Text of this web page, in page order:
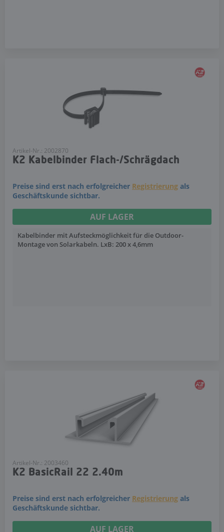
Artikel-Nr.: 2002870
K2 Kabelbinder Flach-/Schrägdach
Preise sind erst nach erfolgreicher Registrierung als
Geschäftskunde sichtbar.
AUF LAGER
Kabelbinder mit Aufsteckmöglichkeit für die Outdoor-
Montage von Solarkabeln. LxB: 200 x 4,6mm
Artikel-Nr.: 2003460
K2 BasicRail 22 2.40m
Preise sind erst nach erfolgreicher Registrierung als
Geschäftskunde sichtbar.
AUF LAGER